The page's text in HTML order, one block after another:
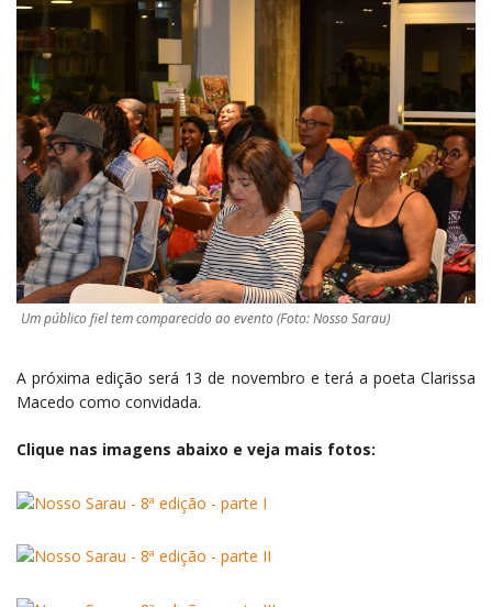
Um público fiel tem comparecido ao evento (Foto: Nosso Sarau)
A próxima edição será 13 de novembro e terá a poeta Clarissa
Macedo como convidada.
Clique nas imagens abaixo e veja mais fotos: